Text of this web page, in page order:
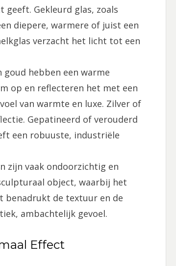
geeft. Gekleurd glas, zoals
diepere, warmere of juist een
verzacht het licht tot een
hebben een warme
op en reflecteren het met een
van warmte en luxe. Zilver of
Gepatineerd of verouderd
een robuuste, industriële
zijn vaak ondoorzichtig en
object, waarbij het
benadrukt de textuur en de
ambachtelijk gevoel.
Effect